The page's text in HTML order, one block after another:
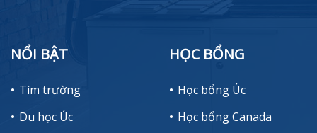
NỔI BẬT
Tìm trường
Du học Úc
HỌC BỔNG
Học bổng Úc
Học bổng Canada